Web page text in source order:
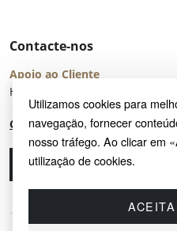
Utilizamos cookies para
navegação, fornecer
nosso tráfego. Ao clicar em
utilização de cookies.
Contacte-nos
Apoio ao Cliente
Horário de Atendimento: seg –
Centro de Ajuda
Ligue-nos